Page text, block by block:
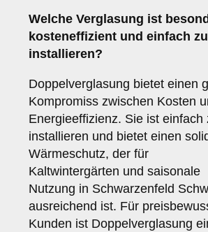
Welche Verglasung ist
kosteneffizient und einfach zu
installieren?
Doppelverglasung bietet einen
Kompromiss zwischen Kosten
Energieeffizienz. Sie ist einfach
installieren und bietet einen
Wärmeschutz, der für
Kaltwintergärten und saisonale
Nutzung in Schwarzenfeld
ausreichend ist. Für
Kunden ist Doppelverglasung